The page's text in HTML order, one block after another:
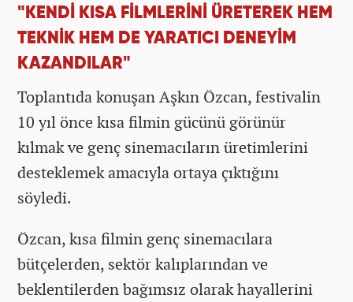
"KENDİ KISA FİLMLERİNİ ÜRETEREK HEM
TEKNİK HEM DE YARATICI DENEYİM
KAZANDILAR"
Toplantıda konuşan Aşkın Özcan, festivalin
10 yıl önce kısa filmin gücünü görünür
kılmak ve genç sinemacıların üretimlerini
desteklemek amacıyla ortaya çıktığını
söyledi.
Özcan, kısa filmin genç sinemacılara
bütçelerden, sektör kalıplarından ve
beklentilerden bağımsız olarak hayallerini